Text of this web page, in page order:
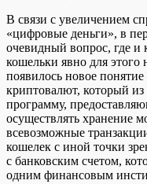
В связи с увеличением
«цифровые деньги», в
очевидный вопрос, где и
кошельки явно для
появилось новое
криптовалют, который из
программу,
осуществлять хранение
всевозможные
кошелек с иной точки
с банковским счетом,
одним финансовым